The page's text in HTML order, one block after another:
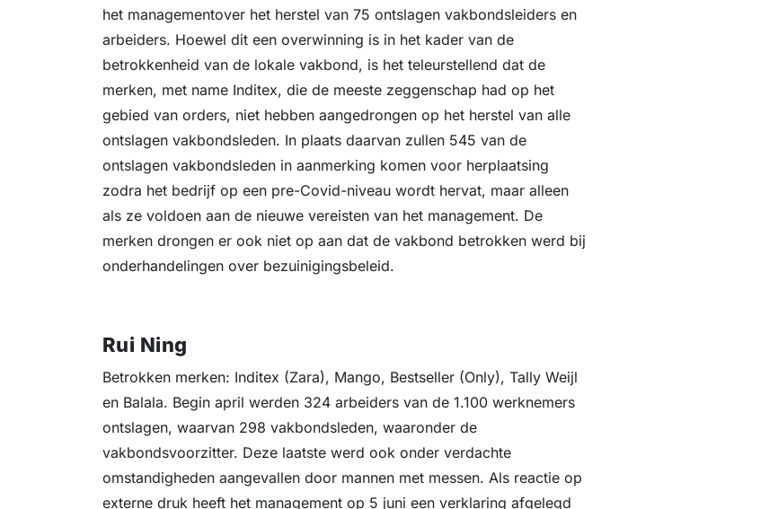
het managementover het herstel van 75 ontslagen vakbondsleiders en
arbeiders. Hoewel dit een overwinning is in het kader van de
betrokkenheid van de lokale vakbond, is het teleurstellend dat de
merken, met name Inditex, die de meeste zeggenschap had op het
gebied van orders, niet hebben aangedrongen op het herstel van alle
ontslagen vakbondsleden. In plaats daarvan zullen 545 van de
ontslagen vakbondsleden in aanmerking komen voor herplaatsing
zodra het bedrijf op een pre-Covid-niveau wordt hervat, maar alleen
als ze voldoen aan de nieuwe vereisten van het management. De
merken drongen er ook niet op aan dat de vakbond betrokken werd bij
onderhandelingen over bezuinigingsbeleid.
Rui Ning
Betrokken merken: Inditex (Zara), Mango, Bestseller (Only), Tally Weijl
en Balala. Begin april werden 324 arbeiders van de 1.100 werknemers
ontslagen, waarvan 298 vakbondsleden, waaronder de
vakbondsvoorzitter. Deze laatste werd ook onder verdachte
omstandigheden aangevallen door mannen met messen. Als reactie op
externe druk heeft het management op 5 juni een verklaring afgelegd